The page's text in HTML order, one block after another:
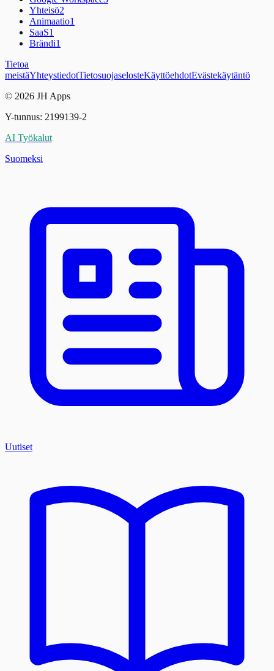
Yhteisö2
Animaatio1
SaaS1
Brändi1
Tietoa
meistäYhteystiedotTietosuojaselosteKäyttöehdotEvästekäytäntö
© 2026 JH Apps
Y-tunnus: 2199139-2
AI Työkalut
Suomeksi
Uutiset